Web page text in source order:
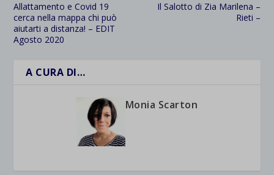
Allattamento e Covid 19
cerca nella mappa chi può
aiutarti a distanza! – EDIT
Agosto 2020
Il Salotto di Zia Marilena –
Rieti –
A CURA DI…
Monia Scarton